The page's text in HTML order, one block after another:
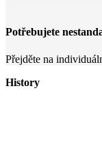
Potřebujete
Přejděte na
History